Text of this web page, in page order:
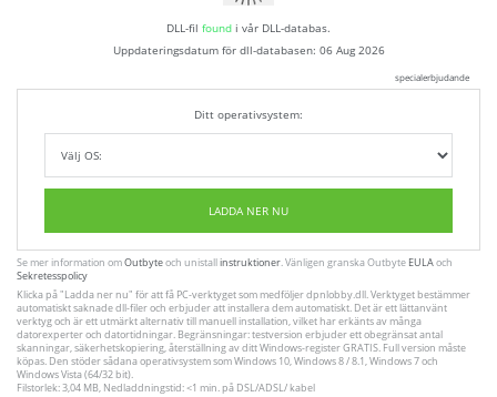
DLL-fil found i vår DLL-databas.
Uppdateringsdatum för dll-databasen: 06 Aug 2026
specialerbjudande
Ditt operativsystem:
LADDA NER NU
Se mer information omOutbyteoch unistallinstruktioner. Vänligen granska Outbyte EULAoch
Sekretesspolicy
Klicka på"Ladda ner nu" för att få PC-verktyget som medföljer dpnlobby.dll. Verktyget bestämmer
automatiskt saknade dll-filer och erbjuder att installera dem automatiskt. Det är ett lättanvänt
verktyg och är ett utmärkt alternativ till manuell installation, vilket har erkänts av många
datorexperter och datortidningar. Begränsningar: testversion erbjuder ett obegränsat antal
skanningar, säkerhetskopiering, återställning av ditt Windows-register GRATIS. Full version måste
köpas. Den stöder sådana operativsystem som Windows 10, Windows 8 / 8.1, Windows 7 och
Windows Vista (64/32 bit).
Filstorlek: 3,04 MB, Nedladdningstid: <1 min. på DSL/ADSL/ kabel